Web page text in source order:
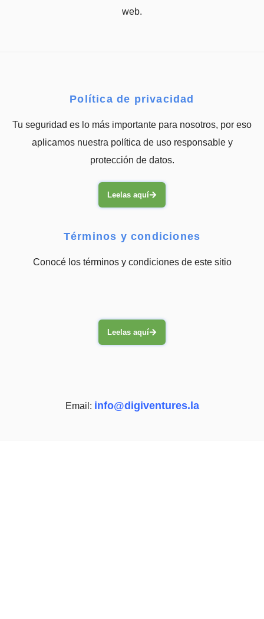
web.
Política de privacidad
Tu seguridad es lo más importante para nosotros, por eso
aplicamos nuestra política de uso responsable y
protección de datos.
Leelas aquí
Términos y condiciones
Conocé los términos y condiciones de este sitio
Leelas aquí
Email: info@digiventures.la